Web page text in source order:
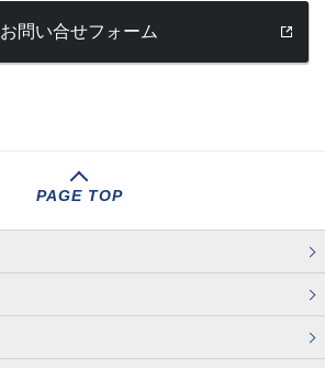
お問い合せフォーム
PAGE TOP